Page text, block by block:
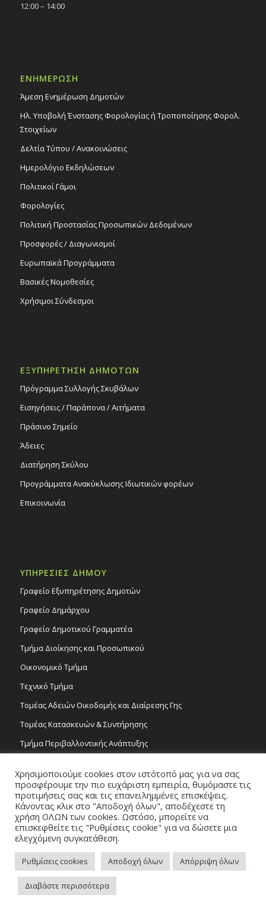
12:00 – 14:00
ΕΝΗΜΕΡΩΣΗ
Άμεση Ενημέρωση Δημοτών
Ηλ. Υποβολή Ένστασης Φορολογίας ή Τροποποίησης Φορολ.
Στοιχείων
Δελτία Τύπου / Ανακοινώσεις
Ημερολόγιο Εκδηλώσεων
Πολιτικοί Γάμοι
Φορολογίες
Πολιτική Προστασίας Προσωπικών Δεδομένων
Προσφορές / Διαγωνισμοί
Ευρωπαϊκά Προγράμματα
Βασικές Νομοθεσίες
Χρήσιμοι Σύνδεσμοι
ΕΞΥΠΗΡΕΤΗΣΗ ΔΗΜΟΤΩΝ
Πρόγραμμα Συλλογής Σκυβάλων
Εισηγήσεις / Παράπονα / Αιτήματα
Πράσινο Σημείο
Άδειες
Διατήρηση Σκύλου
Προγράμματα Ανακύκλωσης Ιδιωτικών φορέων
Επικοινωνία
ΥΠΗΡΕΣΙΕΣ ΔΗΜΟΥ
Γραφείο Εξυπηρέτησης Δημοτών
Γραφείο Δημάρχου
Γραφείο Δημοτικού Γραμματέα
Τμήμα Διοίκησης και Προσωπικού
Οικονομικό Τμήμα
Τεχνικό Τμήμα
Τομέας Αδειών Οικοδομής και Διαίρεσης Γης
Τομέας Κατασκευών & Συντήρησης
Τμήμα Περιβαλλοντικής Ανάπτυξης
Τομέας Γραμμάτων και Τεχνών
Τροχονομία
Copyright 2026 © Δήμος Στροβόλου, All Rights Reserved. / Powered by
NETinfo Plc
Πλοηγός
Χρησιμοποιούμε cookies στον ιστότοπό μας για να σας
προσφέρουμε την πιο ευχάριστη εμπειρία, θυμόμαστε τις
προτιμήσεις σας και τις επανειλημμένες επισκέψεις.
Κάνοντας κλικ στο "Αποδοχή όλων", αποδέχεστε τη
χρήση ΟΛΩΝ των cookies. Ωστόσο, μπορείτε να
επισκεφθείτε τις "Ρυθμίσεις cookie" για να δώσετε μια
ελεγχόμενη συγκατάθεση.
Ρυθμίσεις cookies Αποδοχή όλων Απόρριψη όλων
Διαβάστε περισσότερα